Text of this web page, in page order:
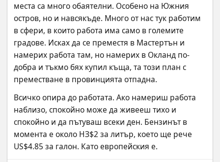
места са много обаятелни. Особено на Южния
остров, но и навсякъде. Много от нас тук работим
в сфери, в които работа има само в големите
градове. Исках да се преместя в Мастертън и
намерих работа там, но намерих в Окланд по-
добра и тъкмо бях купил къща, та този план с
преместване в провинцията отпадна.
Всичко опира до работата. Ако намериш работа
наблизо, спокойно може да живееш тихо и
спокойно и да пътуваш всеки ден. Бензинът в
момента е около НЗ$2 за литър, което ще рече
US$4.85 за галон. Като европейския е.